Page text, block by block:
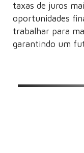
taxas de juros
oportunidades
trabalhar para
garantindo um